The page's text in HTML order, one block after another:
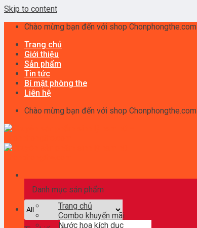
Skip to content
Chào mừng bạn đến với shop Chonphongthe.com
Trang chủ
Giới thiệu
Sản phẩm
Tin tức
Bí mật phòng the
Liên hệ
Chào mừng bạn đến với shop Chonphongthe.com
Danh mục sản phẩm
Trang chủ
Combo khuyến mãi
Nước hoa kích dục